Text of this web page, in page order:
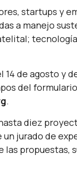
startups y
a manejo
de agosto y
del
.
diez
jurado de
propuestas,